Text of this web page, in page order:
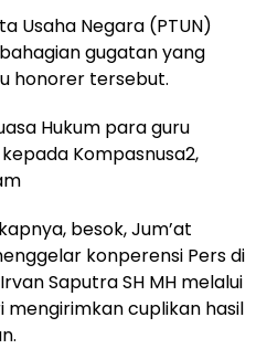
Usaha Negara (PTUN)
gugatan yang
honorer tersebut.
Hukum para guru
Kompasnusa2,
besok, Jum’at
konperensi Pers di
Saputra SH MH melalui
cuplikan hasil